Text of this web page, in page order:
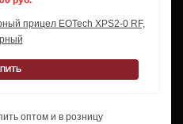
прицел EOTech XPS2-0 RF,
оптом и в розницу